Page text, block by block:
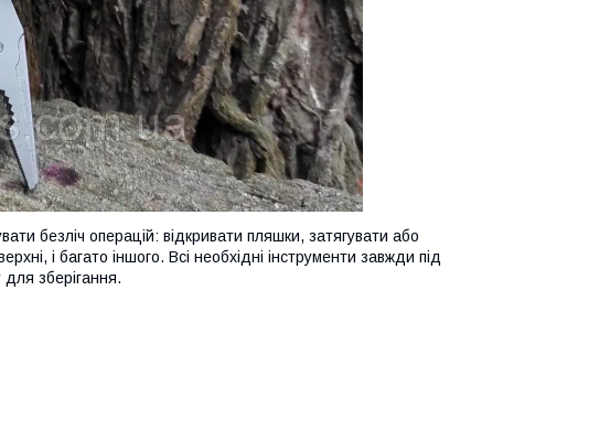
безліч операцій: відкривати пляшки, затягувати або
і багато іншого. Всі необхідні інструменти завжди під
зберігання.